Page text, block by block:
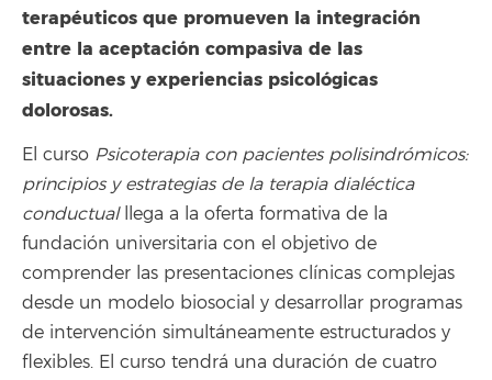
terapéuticos que promueven la integración
entre la aceptación compasiva de las
situaciones y experiencias psicológicas
dolorosas.
El curso Psicoterapia con pacientes polisindrómicos:
principios y estrategias de la terapia dialéctica
conductualllega a la oferta formativa de la
fundación universitaria con el objetivo de
comprender las presentaciones clínicas complejas
desde un modelo biosocial y desarrollar programas
de intervención simultáneamente estructurados y
flexibles. El curso tendrá una duración de cuatro